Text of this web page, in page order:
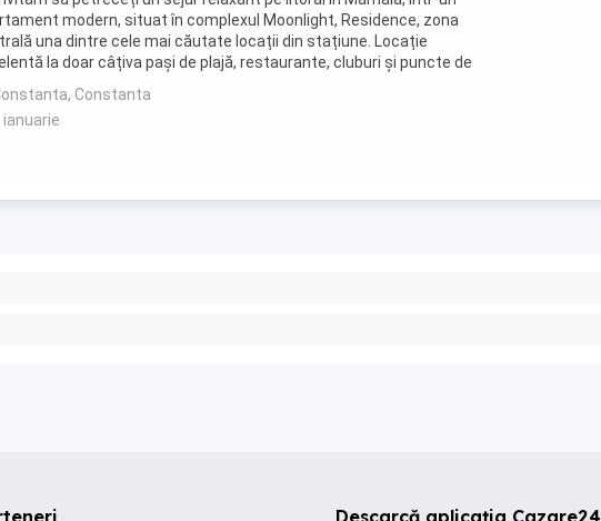
modern, situat în complexul Moonlight, Residence, zona
una dintre cele mai căutate locații din stațiune. Locație
la doar câțiva pași de plajă, restaurante, cluburi și puncte de
Etaj 8 ...
Constanta
ianuarie
Descarcă aplicația Cazare24